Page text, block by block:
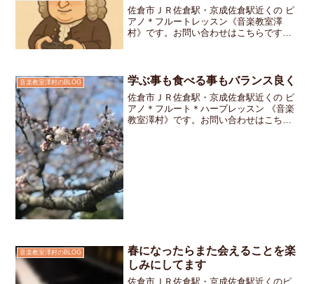
佐倉市ＪＲ佐倉駅・京成佐倉駅近くの ピ
アノ＊フルートレッスン《音楽教室澤
村》です。お問い合わせはこちらです発
れましたちょっと意外な選...
音楽教室澤村のBLOG 学ぶ事も食べる事もバランス良く
佐倉市ＪＲ佐倉駅・京成佐倉駅近くの ピ
アノ＊フルート＊ハープレッスン 《音楽
教室澤村》です。お問い合わせはこちら
音楽教室澤村のBLOG
春になったらまた会えることを楽
しみにしてます
佐倉市ＪＲ佐倉駅・京成佐倉駅近くのピ